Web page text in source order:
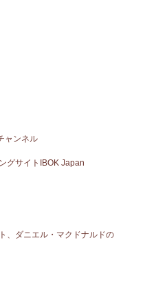
ャンネル
グサイトIBOK Japan
、ダニエル・マクドナルドの